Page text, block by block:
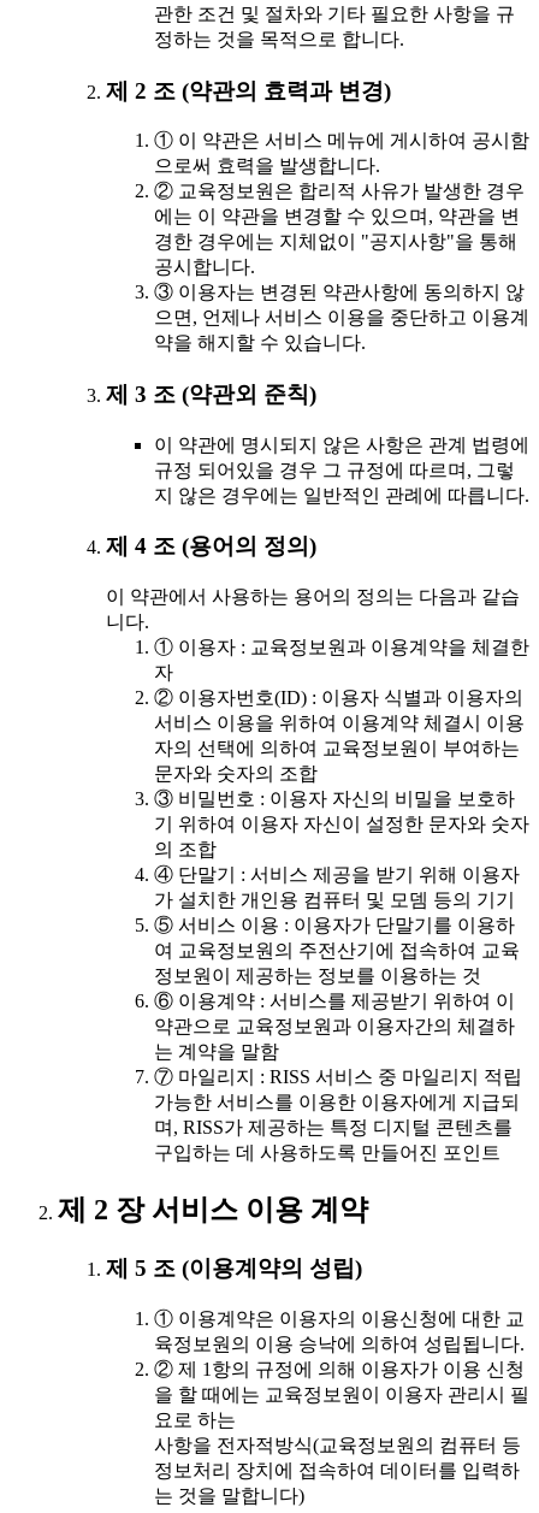
관한 조건 및 절차와 기타 필요한 사항을 규
정하는 것을 목적으로 합니다.
제 2 조 (약관의 효력과 변경)
① 이 약관은 서비스 메뉴에 게시하여 공시함
으로써 효력을 발생합니다.
② 교육정보원은 합리적 사유가 발생한 경우
에는 이 약관을 변경할 수 있으며, 약관을 변
경한 경우에는 지체없이 "공지사항"을 통해
공시합니다.
③ 이용자는 변경된 약관사항에 동의하지 않
으면, 언제나 서비스 이용을 중단하고 이용계
약을 해지할 수 있습니다.
제 3 조 (약관외 준칙)
이 약관에 명시되지 않은 사항은 관계 법령에
규정 되어있을 경우 그 규정에 따르며, 그렇
지 않은 경우에는 일반적인 관례에 따릅니다.
제 4 조 (용어의 정의)
이 약관에서 사용하는 용어의 정의는 다음과 같습
니다.
① 이용자 : 교육정보원과 이용계약을 체결한
자
② 이용자번호(ID) : 이용자 식별과 이용자의
서비스 이용을 위하여 이용계약 체결시 이용
자의 선택에 의하여 교육정보원이 부여하는
문자와 숫자의 조합
③ 비밀번호 : 이용자 자신의 비밀을 보호하
기 위하여 이용자 자신이 설정한 문자와 숫자
의 조합
④ 단말기 : 서비스 제공을 받기 위해 이용자
가 설치한 개인용 컴퓨터 및 모뎀 등의 기기
⑤ 서비스 이용 : 이용자가 단말기를 이용하
여 교육정보원의 주전산기에 접속하여 교육
정보원이 제공하는 정보를 이용하는 것
⑥ 이용계약 : 서비스를 제공받기 위하여 이
약관으로 교육정보원과 이용자간의 체결하
는 계약을 말함
⑦ 마일리지 : RISS 서비스 중 마일리지 적립
가능한 서비스를 이용한 이용자에게 지급되
며, RISS가 제공하는 특정 디지털 콘텐츠를
구입하는 데 사용하도록 만들어진 포인트
제 2 장 서비스 이용 계약
제 5 조 (이용계약의 성립)
① 이용계약은 이용자의 이용신청에 대한 교
육정보원의 이용 승낙에 의하여 성립됩니다.
② 제 1항의 규정에 의해 이용자가 이용 신청
을 할 때에는 교육정보원이 이용자 관리시 필
요로 하는
사항을 전자적방식(교육정보원의 컴퓨터 등
정보처리 장치에 접속하여 데이터를 입력하
는 것을 말합니다)